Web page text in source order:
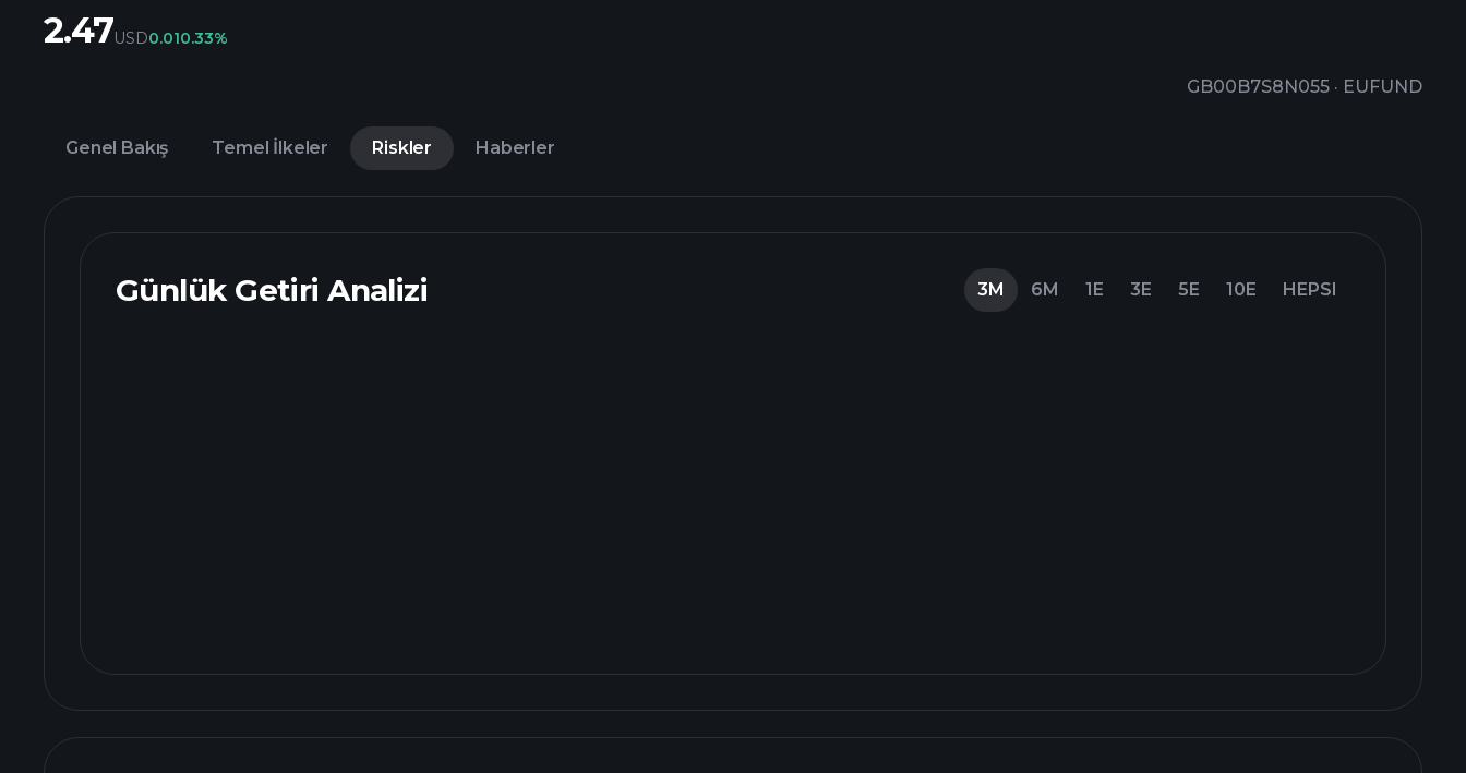
GB00B7S8N055 · EUFUND
2.47USD0.010.33%
Genel Bakış Temel İlkeler Riskler Haberler
Günlük Getiri Analizi 3M 6M 1E 3E 5E 10E HEPSI